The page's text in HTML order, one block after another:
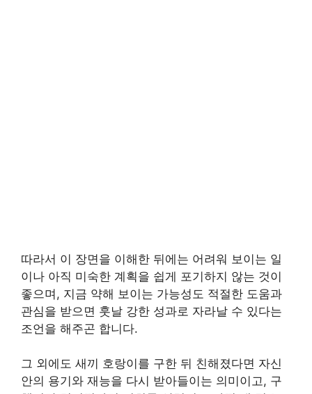
따라서 이 장면을 이해한 뒤에는 어려워 보이는 일
이나 아직 미숙한 계획을 쉽게 포기하지 않는 것이
좋으며, 지금 약해 보이는 가능성도 적절한 도움과
관심을 받으면 훗날 강한 성과로 자라날 수 있다는
조언을 해주곤 합니다.
그 외에도 새끼 호랑이를 구한 뒤 친해졌다면 자신
안의 용기와 재능을 다시 받아들이는 의미이고, 구